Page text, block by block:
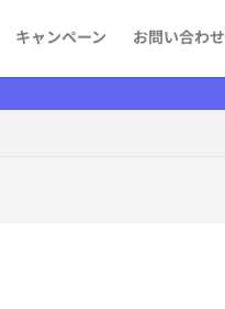
キャンペーン お問い合わせ